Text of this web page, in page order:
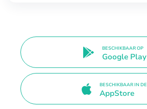
BESCHIKBAAR OP
Google Play
BESCHIKBAAR IN DE
AppStore